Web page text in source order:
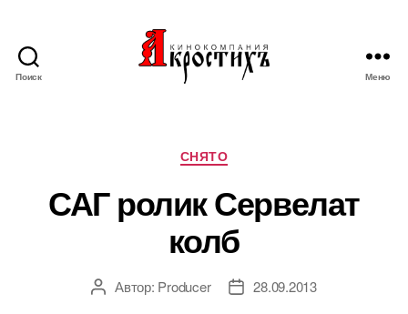
Поиск Меню
Рубрики
СНЯТО
САГ ролик Сервелат
колб
АвторАвтор: Producer
Дата28.09.2013